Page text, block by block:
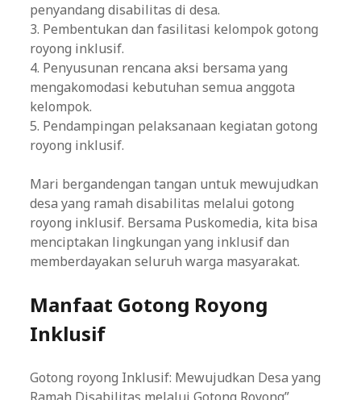
penyandang disabilitas di desa.
3. Pembentukan dan fasilitasi kelompok gotong
royong inklusif.
4. Penyusunan rencana aksi bersama yang
mengakomodasi kebutuhan semua anggota
kelompok.
5. Pendampingan pelaksanaan kegiatan gotong
royong inklusif.
Mari bergandengan tangan untuk mewujudkan
desa yang ramah disabilitas melalui gotong
royong inklusif. Bersama Puskomedia, kita bisa
menciptakan lingkungan yang inklusif dan
memberdayakan seluruh warga masyarakat.
Manfaat Gotong Royong
Inklusif
Gotong royong Inklusif: Mewujudkan Desa yang